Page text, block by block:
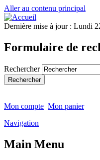
Aller au contenu principal
Dernière mise à jour : Lundi
Formulaire de
Rechercher
Mon compte Mon panier
Navigation
Main Menu